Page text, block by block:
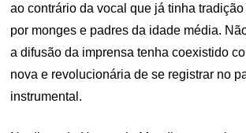
ao contrário da vocal que já tinha
por monges e padres da idade média.
a difusão da imprensa tenha coexistido
nova e revolucionária de se registrar no
instrumental.